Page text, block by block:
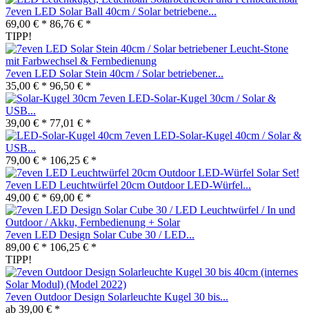
7even LED Solar Ball 40cm / Solar betriebene...
69,00 € * 86,76 € *
TIPP!
7even LED Solar Stein 40cm / Solar betriebener...
35,00 € * 96,50 € *
7even LED-Solar-Kugel 30cm / Solar &
USB...
39,00 € * 77,01 € *
7even LED-Solar-Kugel 40cm / Solar &
USB...
79,00 € * 106,25 € *
7even LED Leuchtwürfel 20cm Outdoor LED-Würfel...
49,00 € * 69,00 € *
7even LED Design Solar Cube 30 / LED...
89,00 € * 106,25 € *
TIPP!
7even Outdoor Design Solarleuchte Kugel 30 bis...
ab 39,00 € *